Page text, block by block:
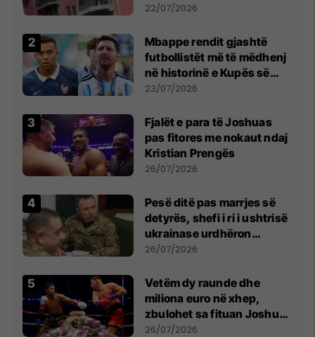
22/07/2026
Mbappe rendit gjashtë
futbollistët më të mëdhenj
në historinë e Kupës së
Botës, Messi mbetet i dyti
23/07/2026
Fjalët e para të Joshuas
pas fitores me nokaut ndaj
Kristian Prengës
26/07/2026
Pesë ditë pas marrjes së
detyrës, shefi i ri i ushtrisë
ukrainase urdhëron
kontroll të madh
26/07/2026
Vetëm dy raunde dhe
miliona euro në xhep,
zbulohet sa fituan Joshua
e Prenga
26/07/2026